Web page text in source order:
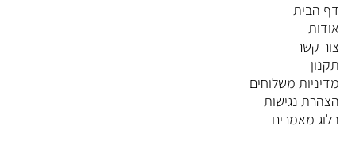
דף הבית
אודות
צור קשר
תקנון
מדיניות משלוחים
הצהרת נגישות
בלוג מאמרים